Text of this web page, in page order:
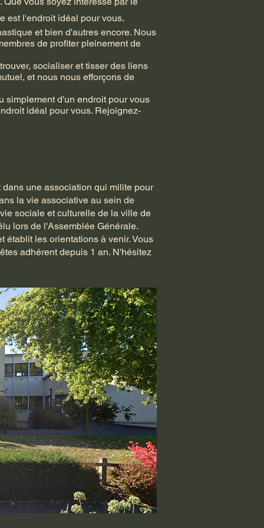
est l'endroit idéal pour vous.
et bien d'autres encore. Nous
de profiter pleinement de
socialiser et tisser des liens
et nous nous efforçons de
simplement d'un endroit pour vous
idéal pour vous. Rejoignez-
une association qui milite pour
la vie associative au sein de
sociale et culturelle de la ville de
lors de l'Assemblée Générale.
les orientations à venir. Vous
adhérent depuis 1 an. N'hésitez